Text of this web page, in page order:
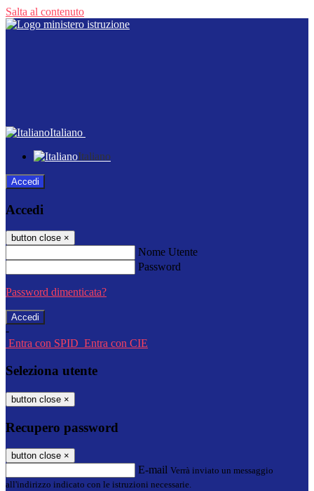
Salta al contenuto
Italiano
Italiano
Accedi
Accedi
button close ×
Nome Utente
Password
Password dimenticata?
-
Entra con SPID Entra con CIE
Seleziona utente
button close ×
Recupero password
button close ×
E-mail Verrà inviato un messaggio
all'indirizzo indicato con le istruzioni necessarie.